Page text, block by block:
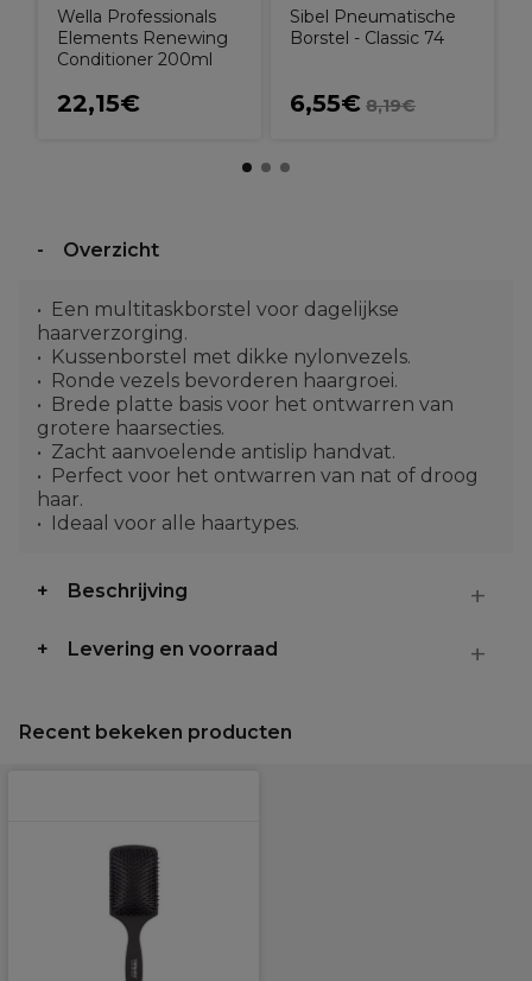
Wella Professionals
Elements Renewing
Conditioner 200ml
22,15€
Sibel Pneumatische
Borstel - Classic 74
6,55€ 8,19€
Overzicht
Een multitaskborstel voor dagelijkse
haarverzorging.
Kussenborstel met dikke nylonvezels.
Ronde vezels bevorderen haargroei.
Brede platte basis voor het ontwarren van
grotere haarsecties.
Zacht aanvoelende antislip handvat.
Perfect voor het ontwarren van nat of droog
haar.
Ideaal voor alle haartypes.
Beschrijving
Levering en voorraad
Recent bekeken producten